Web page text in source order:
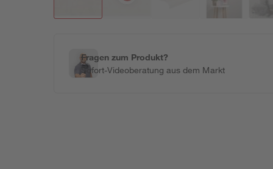
Fragen zum Produkt?
Sofort-Videoberatung aus dem Markt